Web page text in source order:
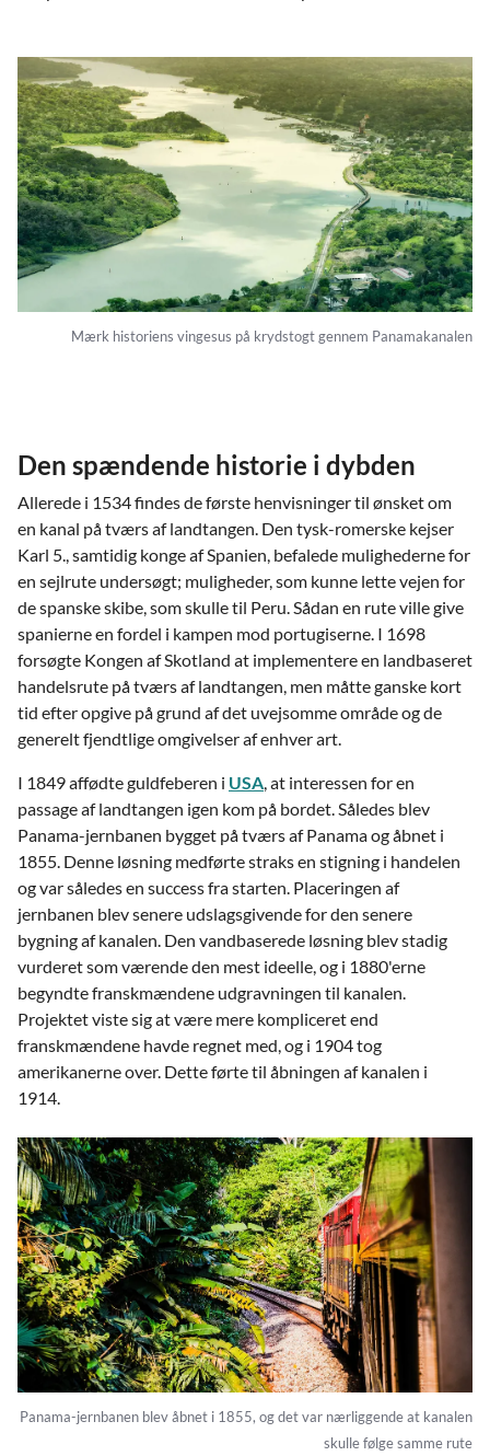
Mærk historiens vingesus på krydstogt gennem Panamakanalen
Den spændende historie i dybden
Allerede i 1534 findes de første henvisninger til ønsket om
en kanal på tværs af landtangen. Den tysk-romerske kejser
Karl 5., samtidig konge af Spanien, befalede mulighederne for
en sejlrute undersøgt; muligheder, som kunne lette vejen for
de spanske skibe, som skulle til Peru. Sådan en rute ville give
spanierne en fordel i kampen mod portugiserne. I 1698
forsøgte Kongen af Skotland at implementere en landbaseret
handelsrute på tværs af landtangen, men måtte ganske kort
tid efter opgive på grund af det uvejsomme område og de
generelt fjendtlige omgivelser af enhver art.
I 1849 affødte guldfeberen i USA, at interessen for en
passage af landtangen igen kom på bordet. Således blev
Panama-jernbanen bygget på tværs af Panama og åbnet i
1855. Denne løsning medførte straks en stigning i handelen
og var således en success fra starten. Placeringen af
jernbanen blev senere udslagsgivende for den senere
bygning af kanalen. Den vandbaserede løsning blev stadig
vurderet som værende den mest ideelle, og i 1880'erne
begyndte franskmændene udgravningen til kanalen.
Projektet viste sig at være mere kompliceret end
franskmændene havde regnet med, og i 1904 tog
amerikanerne over. Dette førte til åbningen af kanalen i
1914.
Panama-jernbanen blev åbnet i 1855, og det var nærliggende at kanalen
skulle følge samme rute